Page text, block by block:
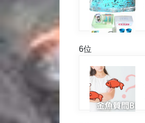
6位